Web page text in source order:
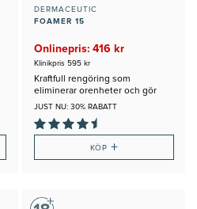
DERMACEUTIC
FOAMER 15
Onlinepris: 416 kr
Klinikpris 595 kr
Kraftfull rengöring som
eliminerar orenheter och gör
huden sammetslen
JUST NU: 30% RABATT
KÖP +